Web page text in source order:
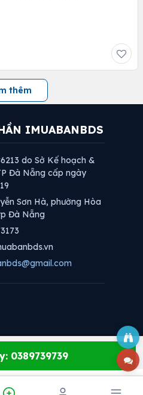
thêm
0389739739
IMUABANBDS
do Sở Kế hoạch &
Đà Nẵng cấp ngày
Sơn Hà, phường Hòa
Đà Nẵng